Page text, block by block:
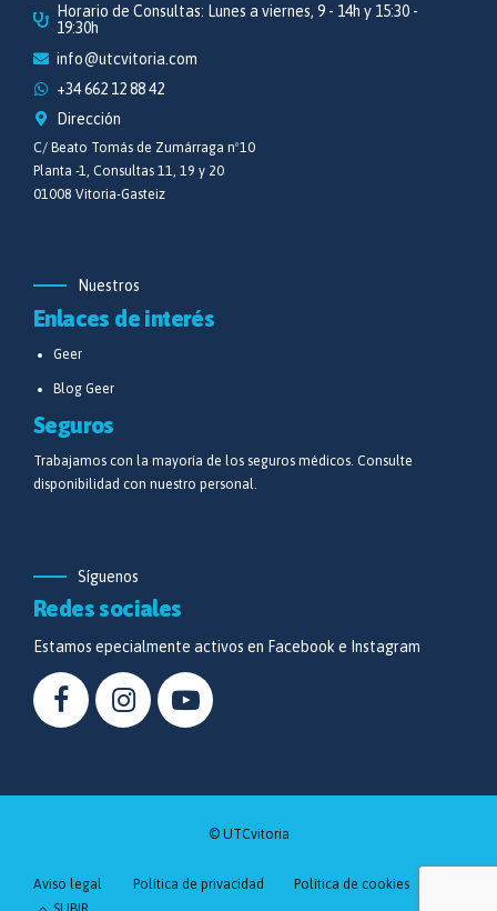
Horario de Consultas: Lunes a viernes, 9 - 14h y 15:30 -
19:30h
info@utcvitoria.com
+34 662 12 88 42
Dirección
C/ Beato Tomás de Zumárraga nº10
Planta -1, Consultas 11, 19 y 20
01008 Vitoria-Gasteiz
Nuestros
Enlaces de interés
Geer
Blog Geer
Seguros
Trabajamos con la mayoría de los seguros médicos. Consulte
disponibilidad con nuestro personal.
Síguenos
Redes sociales
Estamos epecialmente activos en Facebook e Instagram
© UTCvitoria
Aviso legal Política de privacidad
Política de cookies